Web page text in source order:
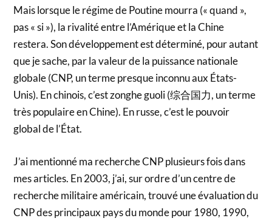
Mais lorsque le régime de Poutine mourra (« quand »,
pas « si »), la rivalité entre l’Amérique et la Chine
restera. Son développement est déterminé, pour autant
que je sache, par la valeur de la puissance nationale
globale (CNP, un terme presque inconnu aux États-
Unis). En chinois, c’est zonghe guoli (综合国力, un terme
très populaire en Chine). En russe, c’est le pouvoir
global de l’État.
J’ai mentionné ma recherche CNP plusieurs fois dans
mes articles. En 2003, j’ai, sur ordre d’un centre de
recherche militaire américain, trouvé une évaluation du
CNP des principaux pays du monde pour 1980, 1990,